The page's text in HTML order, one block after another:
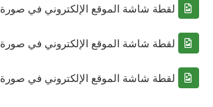
لقطة شاشة الموقع الإلكتروني في صورة JPG
لقطة شاشة الموقع الإلكتروني في صورة PNG
لقطة شاشة الموقع الإلكتروني في صورة TIFF